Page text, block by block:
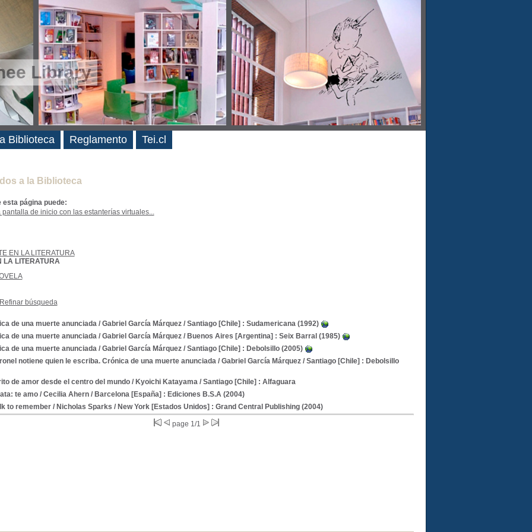
Library
a la Biblioteca
esta página puede:
pantalla de inicio con las estanterías virtuales...
EN LA LITERATURA
LA LITERATURA
Refinar búsqueda
de una muerte anunciada/ Gabriel García Márquez/ Santiago [Chile] : Sudamericana (1992)
de una muerte anunciada/ Gabriel García Márquez/ Buenos Aires [Argentina] : Seix Barral (1985)
de una muerte anunciada/ Gabriel García Márquez/ Santiago [Chile] : Debolsillo (2005)
notiene quien le escriba. Crónica de una muerte anunciada/ Gabriel García Márquez/ Santiago [Chile] : Debolsillo
de amor desde el centro del mundo/ Kyoichi Katayama/ Santiago [Chile] : Alfaguara
te amo/ Cecilia Ahern/ Barcelona [España] : Ediciones B.S.A (2004)
to remember/ Nicholas Sparks / New York [Estados Unidos] : Grand Central Publishing (2004)
page 1/1
Biblioteca Reglamento Tei.cl